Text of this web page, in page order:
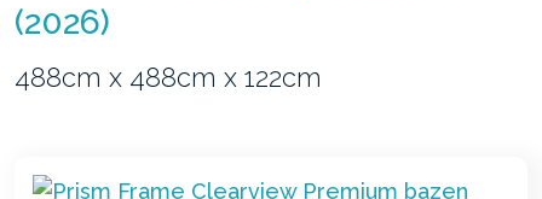
(2026)
488cm x 488cm x 122cm